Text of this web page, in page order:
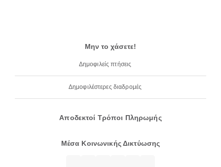
Μην το χάσετε!
Δημοφιλείς πτήσεις
Δημοφιλέστερες διαδρομές
Αποδεκτοί Τρόποι Πληρωμής
Μέσα Κοινωνικής Δικτύωσης